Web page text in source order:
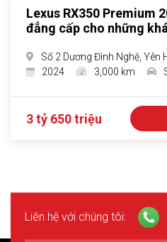
Lexus RX350 Premium
đẳng cấp cho những
Số 2 Dương Đình Nghệ, Yên
2024
3,000 km
3 tỷ 650 triệu
Liên hệ với chúng tôi: